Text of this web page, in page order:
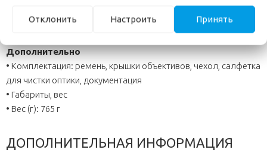
• Защита от пыли и влаги: есть
Дополнительно
• Комплектация: ремень, крышки объективов, чехол, салфетка
для чистки оптики, документация
• Габариты, вес
• Вес (г): 765 г
ДОПОЛНИТЕЛЬНАЯ ИНФОРМАЦИЯ
Отклонить Настроить Принять